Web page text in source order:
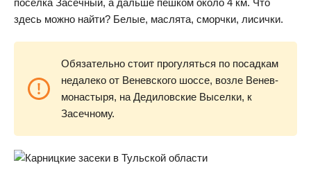
поселка Засечный, а дальше пешком около 4 км. Что
здесь можно найти? Белые, маслята, сморчки, лисички.
Обязательно стоит прогуляться по посадкам
недалеко от Веневского шоссе, возле Венев-
монастыря, на Дедиловские Выселки, к
Засечному.